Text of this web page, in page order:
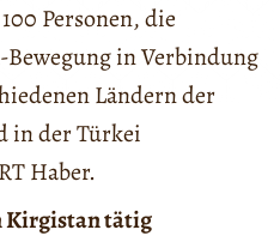
Personen, die
in Verbindung
Ländern der
in der Türkei
Haber.
Kirgistan tätig